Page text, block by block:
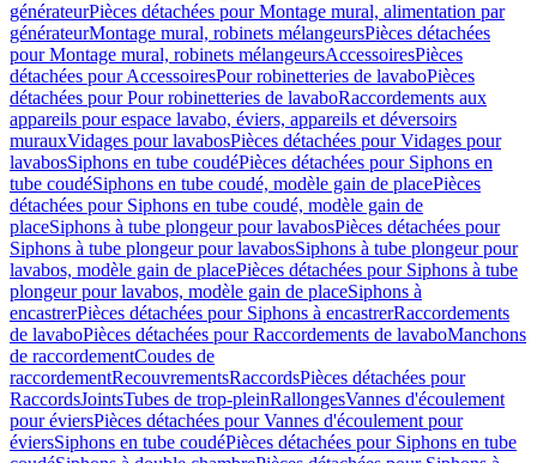
générateurPièces détachées pour Montage mural, alimentation par
générateurMontage mural, robinets mélangeursPièces détachées
pour Montage mural, robinets mélangeursAccessoiresPièces
détachées pour AccessoiresPour robinetteries de lavaboPièces
détachées pour Pour robinetteries de lavaboRaccordements aux
appareils pour espace lavabo, éviers, appareils et déversoirs
murauxVidages pour lavabosPièces détachées pour Vidages pour
lavabosSiphons en tube coudéPièces détachées pour Siphons en
tube coudéSiphons en tube coudé, modèle gain de placePièces
détachées pour Siphons en tube coudé, modèle gain de
placeSiphons à tube plongeur pour lavabosPièces détachées pour
Siphons à tube plongeur pour lavabosSiphons à tube plongeur pour
lavabos, modèle gain de placePièces détachées pour Siphons à tube
plongeur pour lavabos, modèle gain de placeSiphons à
encastrerPièces détachées pour Siphons à encastrerRaccordements
de lavaboPièces détachées pour Raccordements de lavaboManchons
de raccordementCoudes de
raccordementRecouvrementsRaccordsPièces détachées pour
RaccordsJointsTubes de trop-pleinRallongesVannes d'écoulement
pour éviersPièces détachées pour Vannes d'écoulement pour
éviersSiphons en tube coudéPièces détachées pour Siphons en tube